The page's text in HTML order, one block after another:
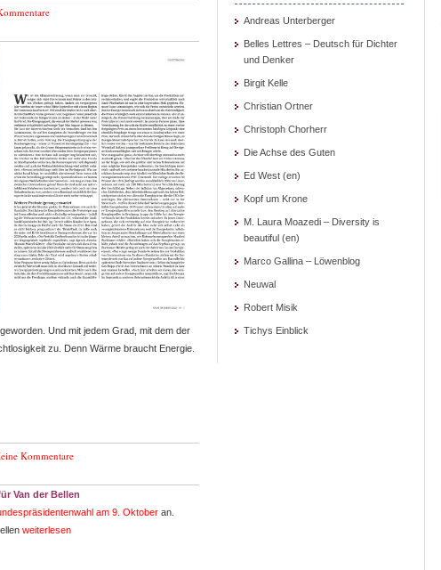
Und mit jedem Grad, mit dem der
zu. Denn Wärme braucht Energie.
Kommentare
Van der Bellen
am 9. Oktober an.
weiterlesen
Andreas Unterberger
Belles Lettres – Deutsch für Dichter
und Denker
Birgit Kelle
Christian Ortner
Christoph Chorherr
Die Achse des Guten
Ed West (en)
Kopf um Krone
M. Laura Moazedi – Diversity is
beautiful (en)
Marco Gallina – Löwenblog
Neuwal
Robert Misik
Tichys Einblick